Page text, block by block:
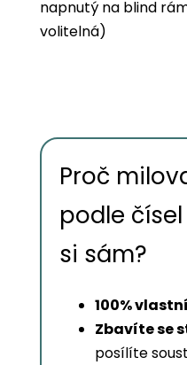
napnutý na blind
volitelná)
Proč
podle
si sám?
100%
Zbavíte se
posílíte